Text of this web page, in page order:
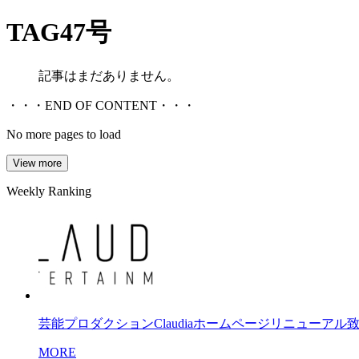
TAG47号
記事はまだありません。
・・・END OF CONTENT・・・
No more pages to load
View more
Weekly Ranking
芸能プロダクションClaudiaホームページリニューアル致
MORE